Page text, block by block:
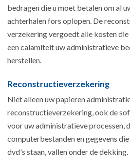
bedragen die u moet betalen om al
achterhalen fors oplopen. De
verzekering vergoedt alle kosten die
een calamiteit uw administratieve
herstellen.
Reconstructieverzekering
Niet alleen uw papieren
reconstructieverzekering, ook de
voor uw administratieve processen,
computerbestanden en gegevens
dvd's staan, vallen onder de dekking.